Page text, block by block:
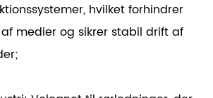
hvilket forhindrer
medier og sikrer stabil drift af